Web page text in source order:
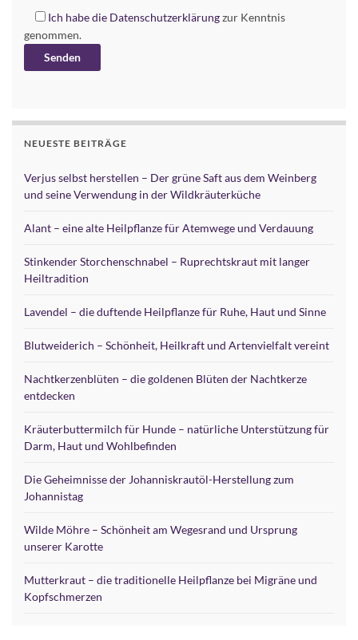
Ich habe die Datenschutzerklärungzur Kenntnis
genommen.
NEUESTE BEITRÄGE
Verjus selbst herstellen – Der grüne Saft aus dem Weinberg
und seine Verwendung in der Wildkräuterküche
Alant – eine alte Heilpflanze für Atemwege und Verdauung
Stinkender Storchenschnabel – Ruprechtskraut mit langer
Heiltradition
Lavendel – die duftende Heilpflanze für Ruhe, Haut und Sinne
Blutweiderich – Schönheit, Heilkraft und Artenvielfalt vereint
Nachtkerzenblüten – die goldenen Blüten der Nachtkerze
entdecken
Kräuterbuttermilch für Hunde – natürliche Unterstützung für
Darm, Haut und Wohlbefinden
Die Geheimnisse der Johanniskrautöl-Herstellung zum
Johannistag
Wilde Möhre – Schönheit am Wegesrand und Ursprung
unserer Karotte
Mutterkraut – die traditionelle Heilpflanze bei Migräne und
Kopfschmerzen